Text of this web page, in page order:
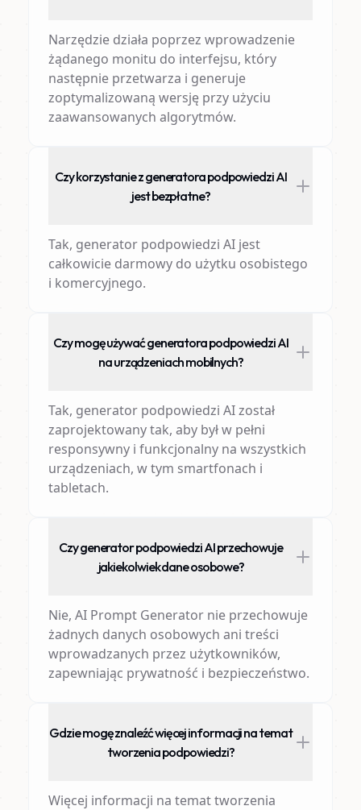
Narzędzie działa poprzez wprowadzenie
żądanego monitu do interfejsu, który
następnie przetwarza i generuje
zoptymalizowaną wersję przy użyciu
zaawansowanych algorytmów.
Czy korzystanie z generatora podpowiedzi AI
jest bezpłatne?
Tak, generator podpowiedzi AI jest
całkowicie darmowy do użytku osobistego
i komercyjnego.
Czy mogę używać generatora podpowiedzi AI
na urządzeniach mobilnych?
Tak, generator podpowiedzi AI został
zaprojektowany tak, aby był w pełni
responsywny i funkcjonalny na wszystkich
urządzeniach, w tym smartfonach i
tabletach.
Czy generator podpowiedzi AI przechowuje
jakiekolwiek dane osobowe?
Nie, AI Prompt Generator nie przechowuje
żadnych danych osobowych ani treści
wprowadzanych przez użytkowników,
zapewniając prywatność i bezpieczeństwo.
Gdzie mogę znaleźć więcej informacji na temat
tworzenia podpowiedzi?
Więcej informacji na temat tworzenia